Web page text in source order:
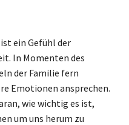
ein Gefühl der
In Momenten des
der Familie fern
Emotionen ansprechen.
wie wichtig es ist,
um uns herum zu